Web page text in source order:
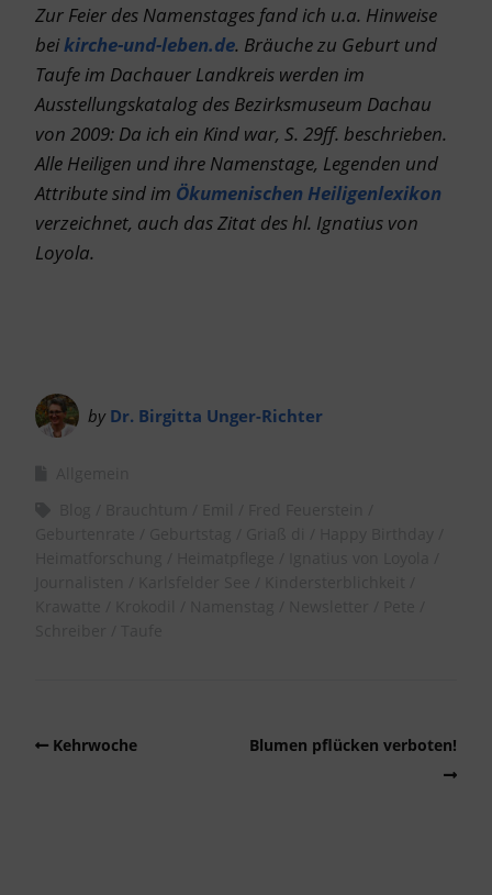
Zur Feier des Namenstages fand ich u.a. Hinweise
beikirche-und-leben.de. Bräuche zu Geburt und
Taufe im Dachauer Landkreis werden im
Ausstellungskatalog des Bezirksmuseum Dachau
von 2009: Da ich ein Kind war, S. 29ff. beschrieben.
Alle Heiligen und ihre Namenstage, Legenden und
Attribute sind im Ökumenischen Heiligenlexikon
verzeichnet, auch das Zitat des hl. Ignatius von
Loyola.
by Dr. Birgitta Unger-Richter
Kehrwoche Blumen pflücken verboten!